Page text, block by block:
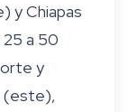
y Chiapas
a 50
y
(este),